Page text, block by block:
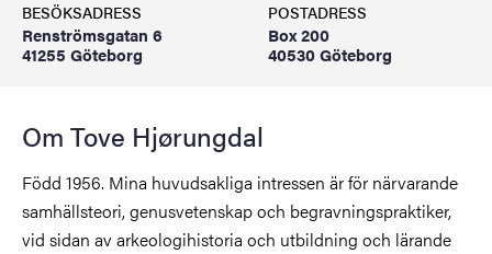
BESÖKSADRESS
Renströmsgatan 6
41255 Göteborg
POSTADRESS
Box 200
40530 Göteborg
Om Tove Hjørungdal
Född 1956. Mina huvudsakliga intressen är för närvarande
samhällsteori, genusvetenskap och begravningspraktiker,
vid sidan av arkeologihistoria och utbildning och lärande